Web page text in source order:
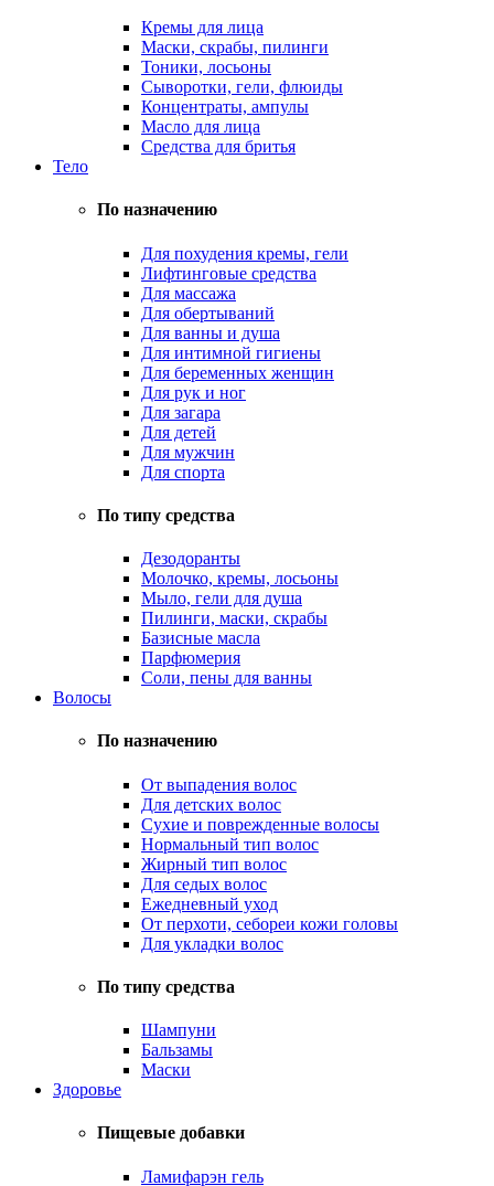
Кремы для лица
Маски, скрабы, пилинги
Тоники, лосьоны
Сыворотки, гели, флюиды
Концентраты, ампулы
Масло для лица
Средства для бритья
Тело
По назначению
Для похудения кремы, гели
Лифтинговые средства
Для массажа
Для обертываний
Для ванны и душа
Для интимной гигиены
Для беременных женщин
Для рук и ног
Для загара
Для детей
Для мужчин
Для спорта
По типу средства
Дезодоранты
Молочко, кремы, лосьоны
Мыло, гели для душа
Пилинги, маски, скрабы
Базисные масла
Парфюмерия
Соли, пены для ванны
Волосы
По назначению
От выпадения волос
Для детских волос
Сухие и поврежденные волосы
Нормальный тип волос
Жирный тип волос
Для седых волос
Ежедневный уход
От перхоти, себореи кожи головы
Для укладки волос
По типу средства
Шампуни
Бальзамы
Маски
Здоровье
Пищевые добавки
Ламифарэн гель